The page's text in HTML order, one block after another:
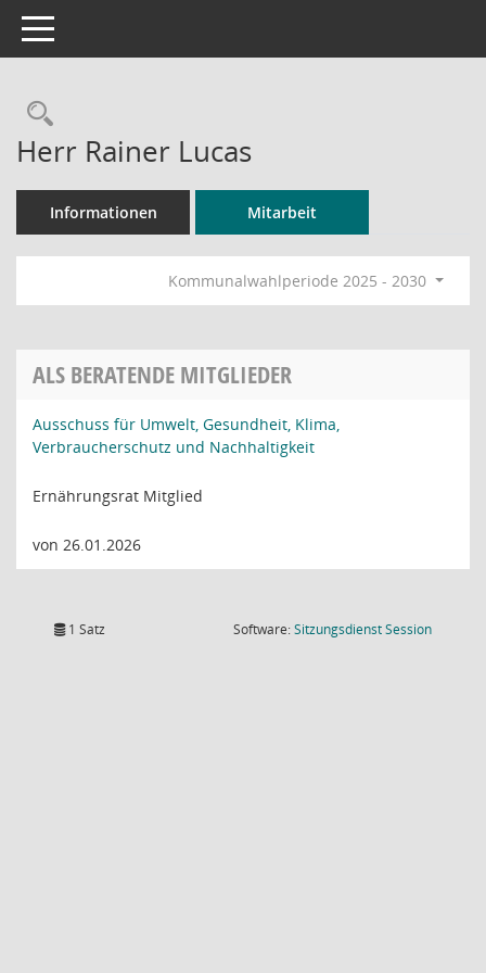
Toggle navigation
Rechercheauswahl
Herr Rainer Lucas
Informationen Mitarbeit
Kommunalwahlperiode 2025 - 2030
ALS BERATENDE MITGLIEDER
Ausschuss für Umwelt, Gesundheit, Klima,
Verbraucherschutz und Nachhaltigkeit
Ernährungsrat Mitglied
von 26.01.2026
1 Satz Software:SitzungsdienstSession(Wird in